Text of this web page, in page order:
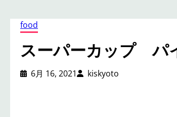
food
スーパーカップ パ
6月 16, 2021 kiskyoto